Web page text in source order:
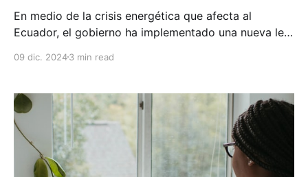
En medio de la crisis energética que afecta al
Ecuador, el gobierno ha implementado una nueva ley
ciudadanos y empresas. La Ley Orgánica para el
las Generaciones en el Ecuador, aprobada el 5 de
diciembre
09 dic. 20243 min read